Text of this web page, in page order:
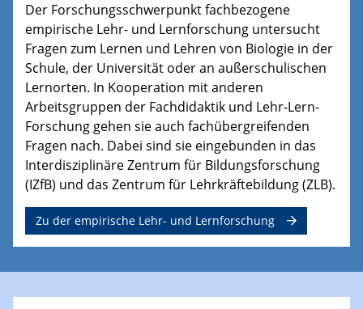
Der Forschungsschwerpunkt fachbezogene
empirische Lehr- und Lernforschung untersucht
Fragen zum Lernen und Lehren von Biologie in der
Schule, der Universität oder an außerschulischen
Lernorten. In Kooperation mit anderen
Arbeitsgruppen der Fachdidaktik und Lehr-Lern-
Forschung gehen sie auch fachübergreifenden
Fragen nach. Dabei sind sie eingebunden in das
Interdisziplinäre Zentrum für Bildungsforschung
(IZfB) und das Zentrum für Lehrkräftebildung (ZLB).
Zu der empirische Lehr- und Lernforschung